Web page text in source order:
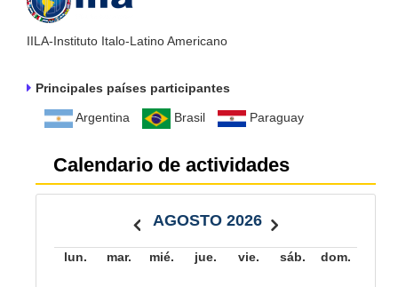
IILA-Instituto Italo-Latino Americano
Principales países participantes
Argentina Brasil Paraguay
Calendario de actividades
AGOSTO 2026
lun. mar. mié. jue. vie. sáb. dom.